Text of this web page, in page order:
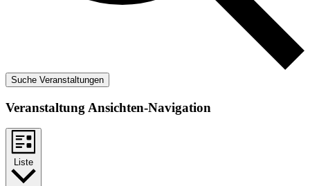
Suche Veranstaltungen
Veranstaltung Ansichten-Navigation
Liste